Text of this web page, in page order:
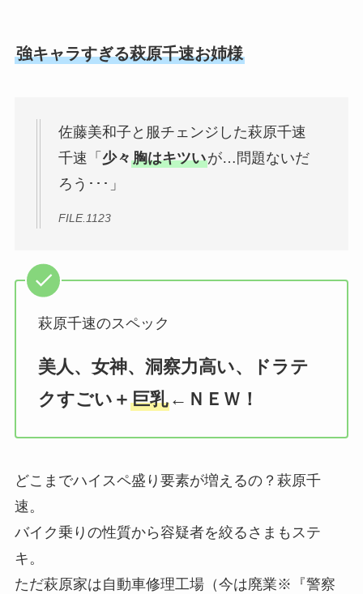
強キャラすぎる萩原千速お姉様
佐藤美和子と服チェンジした萩原千速
千速「 少々 胸はキツいが…問題ないだ
ろう･･･」
FILE.1123
萩原千速のスペック
美人、女神、洞察力高い、ドラテ
クすごい＋ 巨乳←ＮＥＷ！
どこまでハイスペ盛り要素が増えるの？萩原千
速。
バイク乗りの性質から容疑者を絞るさまもステ
キ。
ただ萩原家は自動車修理工場（今は廃業※『警察